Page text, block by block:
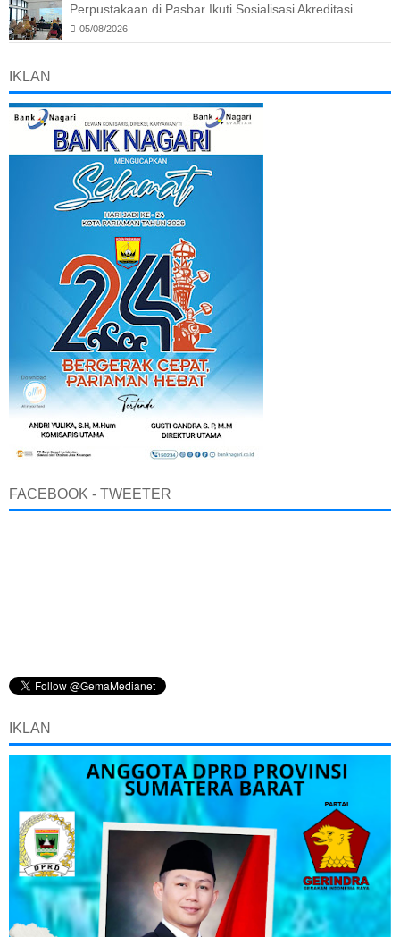
Perpustakaan di Pasbar Ikuti Sosialisasi Akreditasi
05/08/2026
IKLAN
FACEBOOK - TWEETER
IKLAN